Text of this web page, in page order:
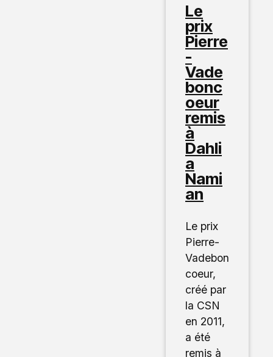
Le
prix
Pierre
-
Vade
bonc
oeur
remis
à
Dahli
a
Nami
an
Le prix
Pierre-
Vadebon
coeur,
créé par
la CSN
en 2011,
a été
remis à